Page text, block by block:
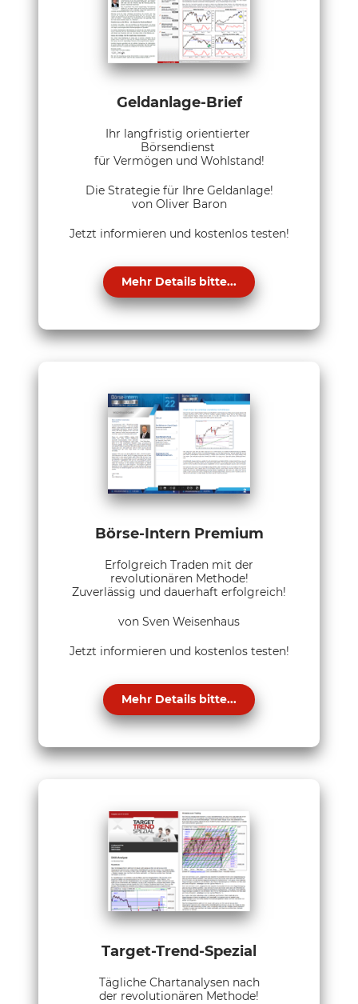
Geldanlage-Brief
Ihr langfristig orientierter
Börsendienst
für Vermögen und Wohlstand!
Die Strategie für Ihre Geldanlage!
von Oliver Baron
Jetzt informieren und kostenlos testen!
Mehr Details bitte...
Börse-Intern Premium
Erfolgreich Traden mit der
revolutionären Methode!
Zuverlässig und dauerhaft erfolgreich!
von Sven Weisenhaus
Jetzt informieren und kostenlos testen!
Mehr Details bitte...
Target-Trend-Spezial
Tägliche Chartanalysen nach
der revolutionären Methode!